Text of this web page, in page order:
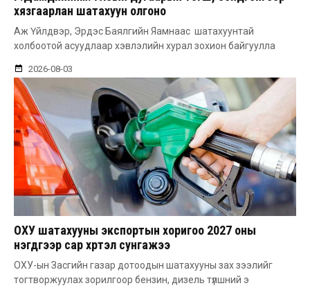
хязгаарлан шатахуун олгоно
Аж Үйлдвэр, Эрдэс Баялгийн Яамнаас шатахуунтай
холбоотой асуудлаар хэвлэлийн хурал зохион байгуулла
2026-08-03
ОХУ шатахууны экспортын хоригоо 2027 оны
нэгдүгээр сар хүртэл сунгажээ
ОХУ-ын Засгийн газар дотоодын шатахууны зах зээлийг
тогтворжуулах зорилгоор бензин, дизель түлшний э